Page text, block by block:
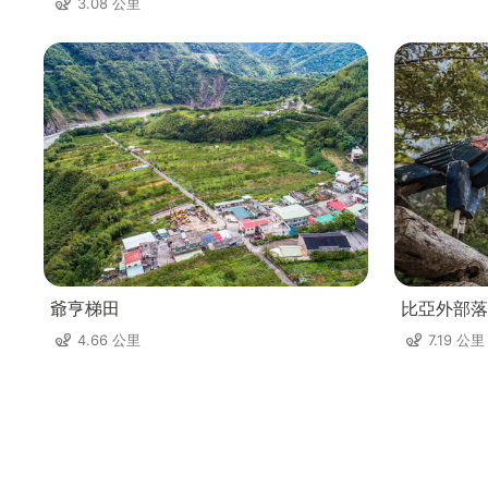
爺亨梯田
4.66 公里
比亞外部落
7.19 公里